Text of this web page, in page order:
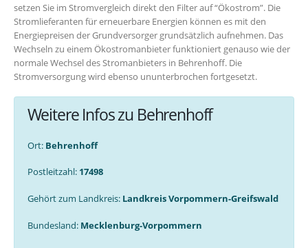
setzen Sie im Stromvergleich direkt den Filter auf “Ökostrom”. Die
Stromlieferanten für erneuerbare Energien können es mit den
Energiepreisen der Grundversorger grundsätzlich aufnehmen. Das
Wechseln zu einem Ökostromanbieter funktioniert genauso wie der
normale Wechsel des Stromanbieters in Behrenhoff. Die
Stromversorgung wird ebenso ununterbrochen fortgesetzt.
Weitere Infos zu Behrenhoff
Ort: Behrenhoff
Postleitzahl: 17498
Gehört zum Landkreis: Landkreis Vorpommern-Greifswald
Bundesland: Mecklenburg-Vorpommern